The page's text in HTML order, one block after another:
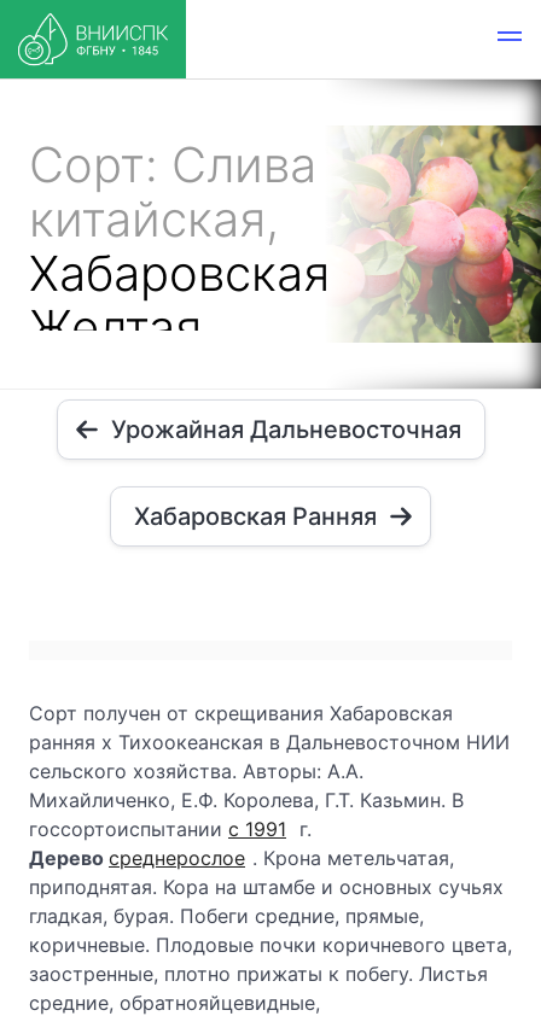
Сорт: Слива
китайская,
Хабаровская
Желтая
Урожайная Дальневосточная
Хабаровская Ранняя
Сорт получен от скрещивания Хабаровская
ранняя х Тихоокеанская в Дальневосточном НИИ
сельского хозяйства. Авторы: А.А.
Михайличенко, Е.Ф. Королева, Г.Т. Казьмин. В
госсортоиспытании с 1991
г.
Дерево среднерослое . Крона метельчатая,
приподнятая. Кора на штамбе и основных сучьях
гладкая, бурая. Побеги средние, прямые,
коричневые. Плодовые почки коричневого цвета,
заостренные, плотно прижаты к побегу. Листья
средние, обратнояйцевидные,